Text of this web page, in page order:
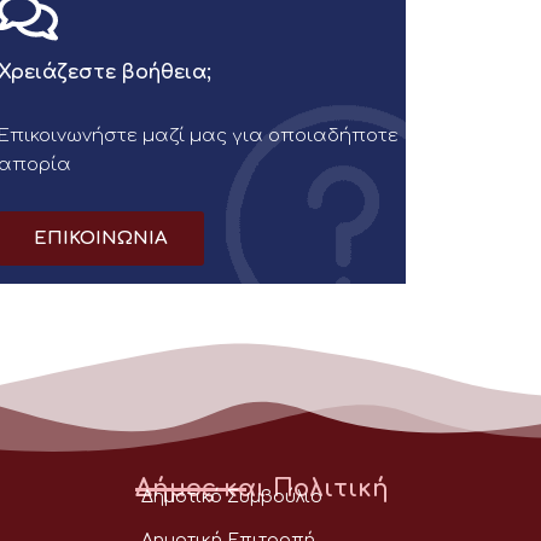
Χρειάζεστε βοήθεια;
Επικοινωνήστε μαζί μας για οποιαδήποτε
απορία
ΕΠΙΚΟΙΝΩΝΙΑ
Δήμος και Πολιτική
Δημοτικό Συμβούλιο